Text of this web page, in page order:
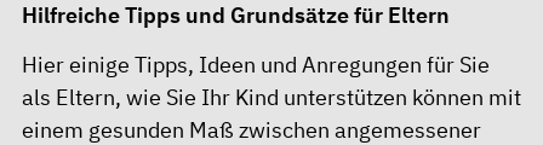
Hilfreiche Tipps und Grundsätze für Eltern
Hier einige Tipps, Ideen und Anregungen für Sie
als Eltern, wie Sie Ihr Kind unterstützen können mit
einem gesunden Maß zwischen angemessener